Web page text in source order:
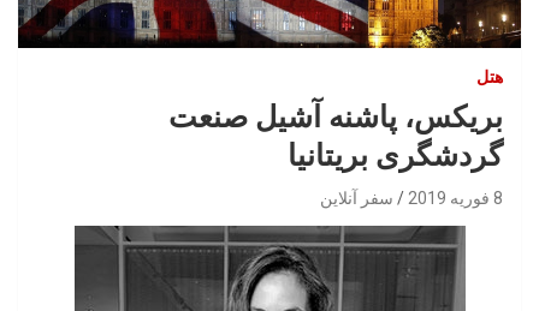
هتل
بریکس، پاشنه آشیل صنعت
گردشگری بریتانیا
8 فوریه 2019 سفر آنلاین